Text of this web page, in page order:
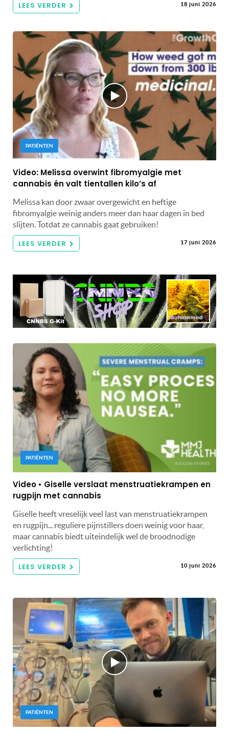
LEES VERDER 18 juni 2026
PATIËNTEN
Video: Melissa overwint fibromyalgie met
cannabis én valt tientallen kilo’s af
Melissa kan door zwaar overgewicht en heftige
fibromyalgie weinig anders meer dan haar dagen in bed
slijten. Totdat ze cannabis gaat gebruiken!
LEES VERDER 17 juni 2026
PATIËNTEN
Video • Giselle verslaat menstruatiekrampen en
rugpijn met cannabis
Giselle heeft vreselijk veel last van menstruatiekrampen
en rugpijn... reguliere pijnstillers doen weinig voor haar,
maar cannabis biedt uiteindelijk wel de broodnodige
verlichting!
LEES VERDER 10 juni 2026
PATIËNTEN